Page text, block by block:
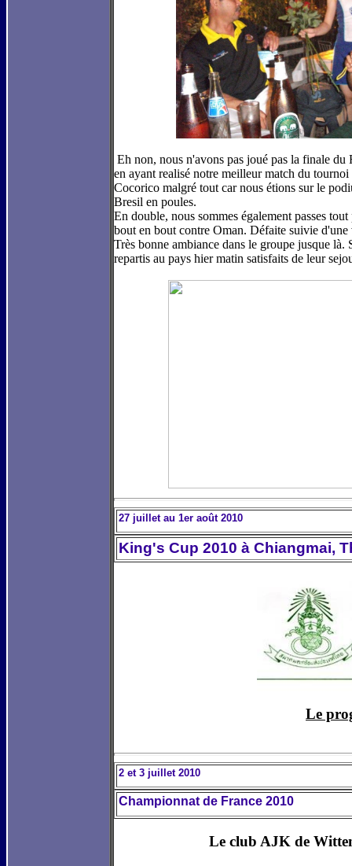
Eh non, nous n'avons pas joué pas la finale
en ayant realisé notre meilleur match du
Cocorico malgré tout car nous étions sur le
Bresil en poules.
En double, nous sommes également passes
bout en bout contre Oman. Défaite suivie
Très bonne ambiance dans le groupe jusque
repartis au pays hiermatin satisfaits de leur
27 juillet au 1er août 2010
King's Cup 2010 à Chiangmai,
Le
2 et 3 juillet 2010
Championnat de France 2010
Le club AJK de